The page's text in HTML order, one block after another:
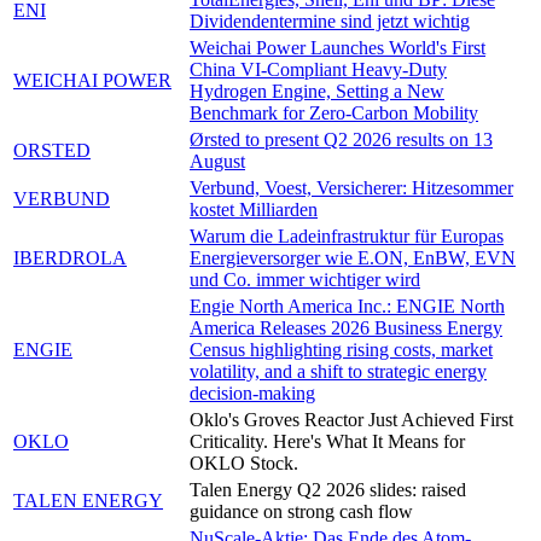
ENI
Dividendentermine sind jetzt wichtig
WEICHAI POWER
Weichai Power Launches World's First
China VI-Compliant Heavy-Duty
Hydrogen Engine, Setting a New
Benchmark for Zero-Carbon Mobility
ORSTED
Ørsted to present Q2 2026 results on 13
August
VERBUND
Verbund, Voest, Versicherer: Hitzesommer
kostet Milliarden
IBERDROLA
Warum die Ladeinfrastruktur für Europas
Energieversorger wie E.ON, EnBW, EVN
und Co. immer wichtiger wird
ENGIE
Engie North America Inc.: ENGIE North
America Releases 2026 Business Energy
Census highlighting rising costs, market
volatility, and a shift to strategic energy
decision-making
OKLO
Oklo's Groves Reactor Just Achieved First
Criticality. Here's What It Means for
OKLO Stock.
TALEN ENERGY
Talen Energy Q2 2026 slides: raised
guidance on strong cash flow